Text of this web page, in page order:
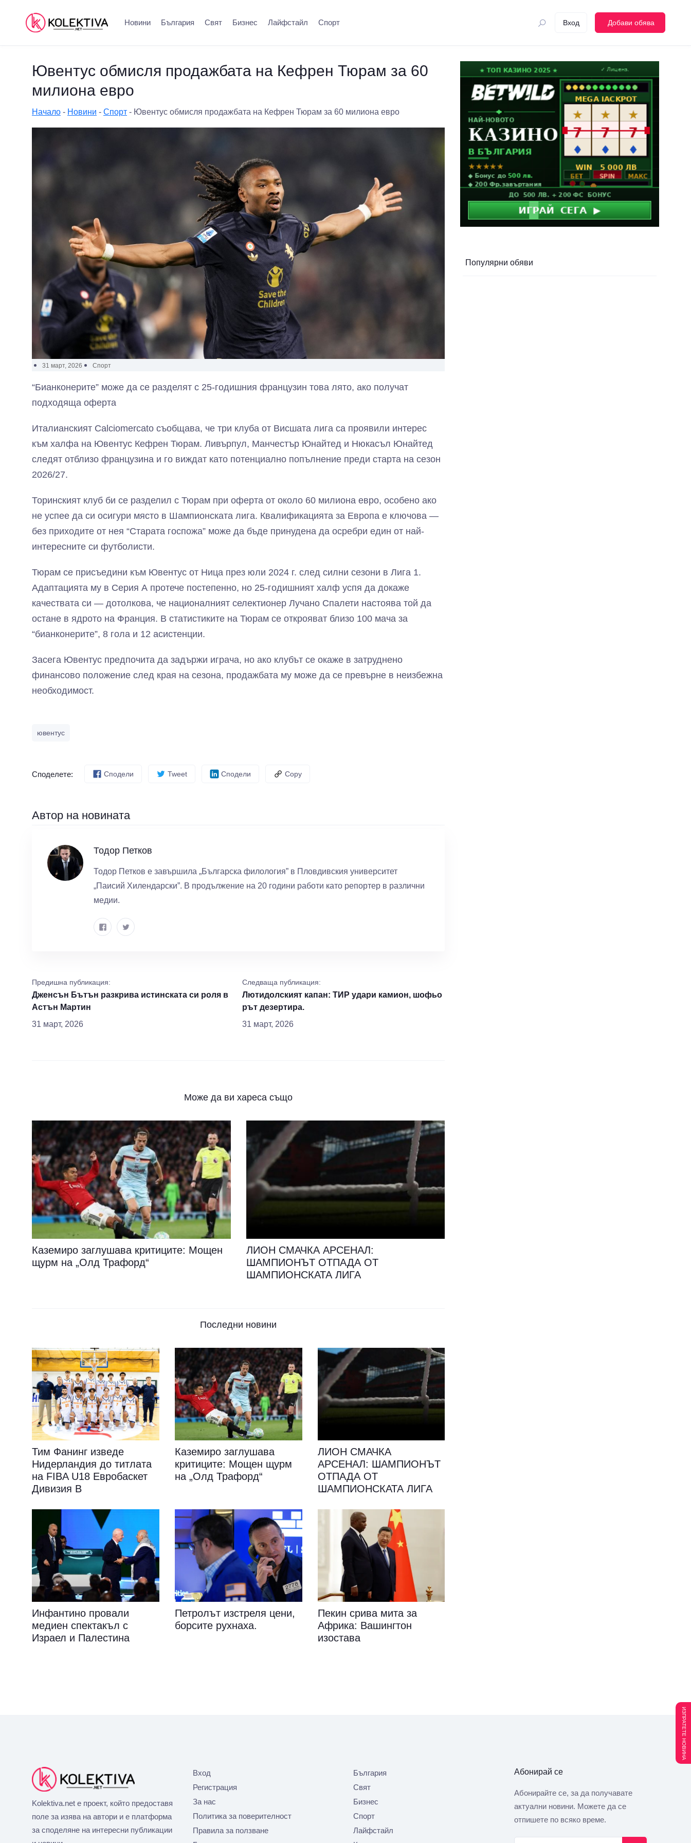
Новини България Свят Бизнес Лайфстайл Спорт Вход Добави обява
Ювентус обмисля продажбата на Кефрен Тюрам за 60
милиона евро
Начало - Новини - Спорт - Ювентус обмисля продажбата на Кефрен Тюрам за 60 милиона евро
31 март, 2026 Спорт
“Бианконерите” може да се разделят с 25-годишния французин това лято, ако получат
подходяща оферта
Италианският Calciomercato съобщава, че три клуба от Висшата лига са проявили интерес
към халфа на Ювентус Кефрен Тюрам. Ливърпул, Манчестър Юнайтед и Нюкасъл Юнайтед
следят отблизо французина и го виждат като потенциално попълнение преди старта на сезон
2026/27.
Торинският клуб би се разделил с Тюрам при оферта от около 60 милиона евро, особено ако
не успее да си осигури място в Шампионската лига. Квалификацията за Европа е ключова —
без приходите от нея “Старата госпожа” може да бъде принудена да осребри един от най-
интересните си футболисти.
Тюрам се присъедини към Ювентус от Ница през юли 2024 г. след силни сезони в Лига 1.
Адаптацията му в Серия А протече постепенно, но 25-годишният халф успя да докаже
качествата си — дотолкова, че националният селектионер Лучано Спалети настоява той да
остане в ядрото на Франция. В статистиките на Тюрам се открояват близо 100 мача за
“бианконерите”, 8 гола и 12 асистенции.
Засега Ювентус предпочита да задържи играча, но ако клубът се окаже в затруднено
финансово положение след края на сезона, продажбата му може да се превърне в неизбежна
необходимост.
ювентус
Споделете: Сподели Tweet Сподели Copy
Автор на новината
Тодор Петков
Тодор Петков е завършила „Българска филология” в Пловдивския университет
„Паисий Хилендарски”. В продължение на 20 години работи като репортер в различни
медии.
Предишна публикация:
Дженсън Бътън разкрива истинската си роля в
Астън Мартин
31 март, 2026
Следваща публикация:
Лютидолският капан: ТИР удари камион, шофьо
рът дезертира.
31 март, 2026
Може да ви хареса също
Каземиро заглушава критиците: Мощен
щурм на „Олд Трафорд“
ЛИОН СМАЧКА АРСЕНАЛ:
ШАМПИОНЪТ ОТПАДА ОТ
ШАМПИОНСКАТА ЛИГА
Последни новини
Тим Фанинг изведе
Нидерландия до титлата
на FIBA U18 Евробаскет
Дивизия B
Каземиро заглушава
критиците: Мощен щурм
на „Олд Трафорд“
ЛИОН СМАЧКА
АРСЕНАЛ: ШАМПИОНЪТ
ОТПАДА ОТ
ШАМПИОНСКАТА ЛИГА
Инфантино провали
медиен спектакъл с
Израел и Палестина
Петролът изстреля цени,
борсите рухнаха.
Пекин срива мита за
Африка: Вашингтон
изостава
Популярни обяви
ИЗПРАТЕТЕ НОВИНА
Kolektiva.net е проект, който предоставя
поле за изява на автори и е платформа
за споделяне на интересни публикации
Вход
Регистрация
За нас
Политика за поверителност
Правила за ползване
България
Свят
Бизнес
Спорт
Лайфстайл
Абонирай се
Абонирайте се, за да получавате
актуални новини. Можете да се
отпишете по всяко време.